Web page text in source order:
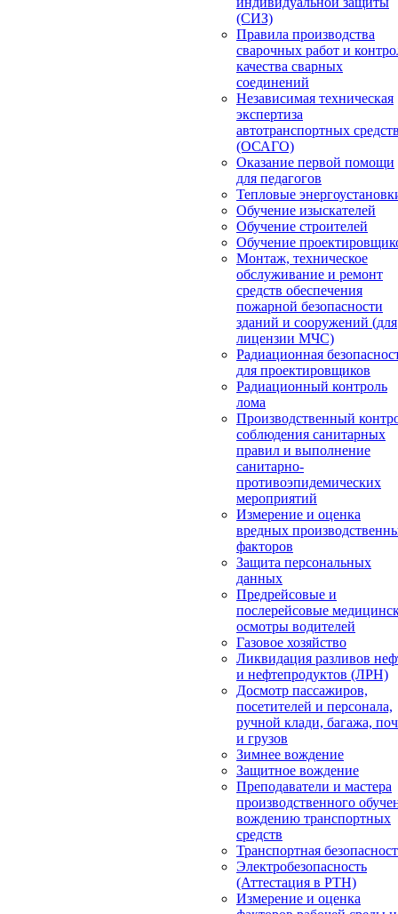
(СИЗ)
Правила производства
сварочных работ и
качества сварных
соединений
Независимая техническая
экспертиза
автотранспортных
(ОСАГО)
Оказание первой помощи
для педагогов
Тепловые
Обучение изыскателей
Обучение строителей
Обучение
Монтаж, техническое
обслуживание и ремонт
средств обеспечения
пожарной безопасности
зданий и сооружений (для
лицензии МЧС)
Радиационная
для проектировщиков
Радиационный контроль
лома
Производственный
соблюдения санитарных
правил и выполнение
санитарно-
противоэпидемических
мероприятий
Измерение и оценка
вредных
факторов
Защита персональных
данных
Предрейсовые и
послерейсовые
осмотры водителей
Газовое хозяйство
Ликвидация разливов
и нефтепродуктов (ЛРН)
Досмотр пассажиров,
посетителей и персонала,
ручной клади, багажа,
и грузов
Зимнее вождение
Защитное вождение
Преподаватели и мастера
производственного
вождению транспортных
средств
Транспортная
Электробезопасность
(Аттестация в РТН)
Измерение и оценка